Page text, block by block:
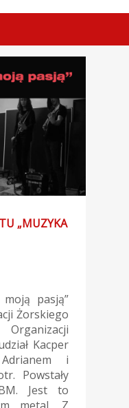
„MUZYKA
pasją”
Żorskiego
Kacper
i
Powstały
Jest to